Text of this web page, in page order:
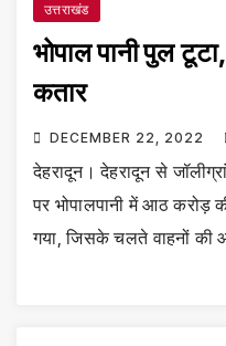
उत्तराखंड
भोपाल पानी पुल
कतार
DECEMBER 22, 2022
देहरादून। देहरादून से
पर भोपालपानी में आठ करोड़
गया, जिसके चलते वाहनों की